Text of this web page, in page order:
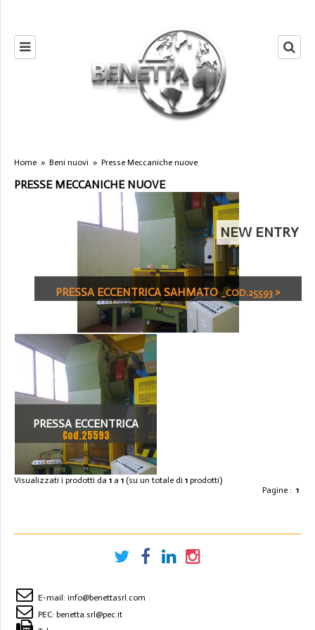
Home » Beni nuovi » Presse Meccaniche nuove
PRESSE MECCANICHE NUOVE
NEW ENTRY
PRESSA ECCENTRICA SAHMATO_COD.25593 >
PRESSA ECCENTRICA
SAHMATO
Cod.25593
Visualizzati i prodotti da 1 a 1 (su un totale di 1 prodotti)
Pagine : 1
E-mail: info@benettasrl.com
PEC: benetta.srl@pec.it